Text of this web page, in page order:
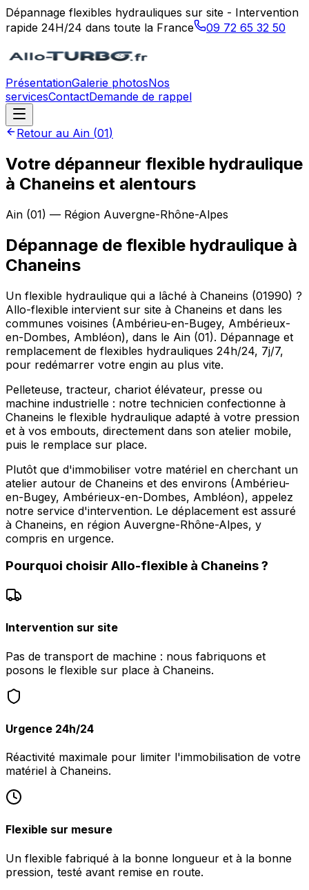
Dépannage flexibles hydrauliques sur site - Intervention
rapide 24H/24 dans toute la France
09 72 65 32 50
PrésentationGalerie photosNos
servicesContactDemande de rappel
Retour au Ain (01)
Votre dépanneur flexible hydraulique
à Chaneins et alentours
Ain (01) — Région Auvergne-Rhône-Alpes
Dépannage de flexible hydraulique à
Chaneins
Un flexible hydraulique qui a lâché à Chaneins (01990) ?
Allo-flexible intervient sur site à Chaneins et dans les
communes voisines (Ambérieu-en-Bugey, Ambérieux-
en-Dombes, Ambléon), dans le Ain (01). Dépannage et
remplacement de flexibles hydrauliques 24h/24, 7j/7,
pour redémarrer votre engin au plus vite.
Pelleteuse, tracteur, chariot élévateur, presse ou
machine industrielle : notre technicien confectionne à
Chaneins le flexible hydraulique adapté à votre pression
et à vos embouts, directement dans son atelier mobile,
puis le remplace sur place.
Plutôt que d'immobiliser votre matériel en cherchant un
atelier autour de Chaneins et des environs (Ambérieu-
en-Bugey, Ambérieux-en-Dombes, Ambléon), appelez
notre service d'intervention. Le déplacement est assuré
à Chaneins, en région Auvergne-Rhône-Alpes, y
compris en urgence.
Pourquoi choisir Allo-flexible à Chaneins?
Intervention sur site
Pas de transport de machine : nous fabriquons et
posons le flexible sur place à Chaneins.
Urgence 24h/24
Réactivité maximale pour limiter l'immobilisation de votre
matériel à Chaneins.
Flexible sur mesure
Un flexible fabriqué à la bonne longueur et à la bonne
pression, testé avant remise en route.